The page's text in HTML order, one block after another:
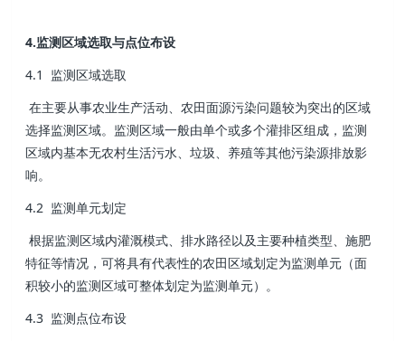
4.监测区域选取与点位布设
4.1 监测区域选取
在主要从事农业生产活动、农田面源污染问题较为突出的区域
选择监测区域。监测区域一般由单个或多个灌排区组成，监测
区域内基本无农村生活污水、垃圾、养殖等其他污染源排放影
响。
4.2 监测单元划定
根据监测区域内灌溉模式、排水路径以及主要种植类型、施肥
特征等情况，可将具有代表性的农田区域划定为监测单元（面
积较小的监测区域可整体划定为监测单元）。
4.3 监测点位布设